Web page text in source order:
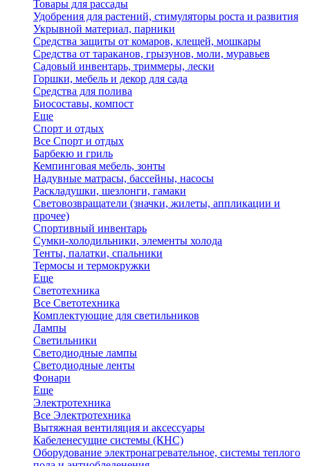
Товары для рассады
Удобрения для растений, стимуляторы роста и развития
Укрывной материал, парники
Средства защиты от комаров, клещей, мошкары
Средства от тараканов, грызунов, моли, муравьев
Садовый инвентарь, триммеры, лески
Горшки, мебель и декор для сада
Средства для полива
Биосоставы, компост
Еще
Спорт и отдых
Все Спорт и отдых
Барбекю и гриль
Кемпинговая мебель, зонты
Надувные матрасы, бассейны, насосы
Раскладушки, шезлонги, гамаки
Световозвращатели (значки, жилеты, аппликации и
прочее)
Спортивный инвентарь
Сумки-холодильники, элементы холода
Тенты, палатки, спальники
Термосы и термокружки
Еще
Светотехника
Все Светотехника
Комплектующие для светильников
Лампы
Светильники
Светодиодные лампы
Светодиодные ленты
Фонари
Еще
Электротехника
Все Электротехника
Вытяжная вентиляция и аксессуары
Кабеленесущие системы (КНС)
Оборудование электронагревательное, системы теплого